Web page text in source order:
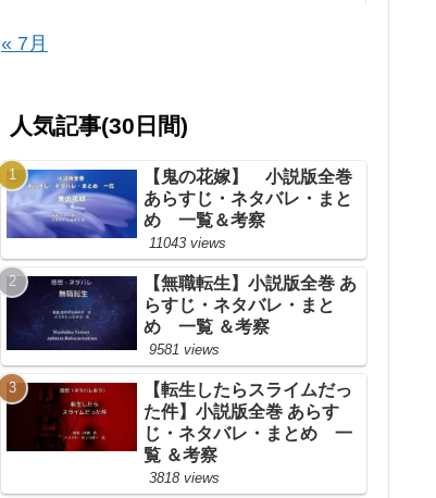
« 7月
人気記事(30日間)
【鬼の花嫁】 小説版全巻
あらすじ・ネタバレ・まと
め 一覧＆考察
11043 views
【無職転生】小説版全巻 あ
らすじ・ネタバレ・まと
め 一覧 ＆考察
9581 views
【転生したらスライムだっ
た件】小説版全巻 あらす
じ・ネタバレ・まとめ 一
覧 ＆考察
3818 views